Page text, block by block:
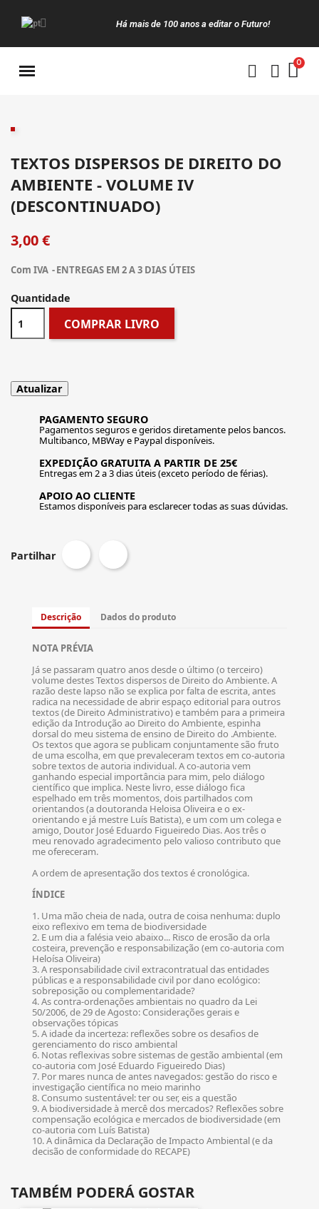
Há mais de 100 anos a editar o Futuro!
TEXTOS DISPERSOS DE DIREITO DO
AMBIENTE - VOLUME IV
(DESCONTINUADO)
3,00 €
Com IVA ENTREGAS EM 2 A 3 DIAS ÚTEIS
Quantidade
COMPRAR LIVRO
PAGAMENTO SEGURO
Pagamentos seguros e geridos diretamente pelos bancos.
Multibanco, MBWay e Paypal disponíveis.
EXPEDIÇÃO GRATUITA A PARTIR DE 25€
Entregas em 2 a 3 dias úteis (exceto período de férias).
APOIO AO CLIENTE
Estamos disponíveis para esclarecer todas as suas dúvidas.
Partilhar
Descrição Dados do produto
NOTA PRÉVIA
Já se passaram quatro anos desde o último (o terceiro)
volume destes Textos dispersos de Direito do Ambiente. A
razão deste lapso não se explica por falta de escrita, antes
radica na necessidade de abrir espaço editorial para outros
textos (de Direito Administrativo) e também para a primeira
edição da Introdução ao Direito do Ambiente, espinha
dorsal do meu sistema de ensino de Direito do .Ambiente.
Os textos que agora se publicam conjuntamente são fruto
de uma escolha, em que prevaleceram textos em co-autoria
sobre textos de autoria individual. A co-autoria vem
ganhando especial importância para mim, pelo diálogo
científico que implica. Neste livro, esse diálogo fica
espelhado em três momentos, dois partilhados com
orientandos (a doutoranda Heloisa Oliveira e o ex-
orientando e já mestre Luís Batista), e um com um colega e
amigo, Doutor José Eduardo Figueiredo Dias. Aos três o
meu renovado agradecimento pelo valioso contributo que
me ofereceram.
A ordem de apresentação dos textos é cronológica.
ÍNDICE
1. Uma mão cheia de nada, outra de coisa nenhuma: duplo
eixo reflexivo em tema de biodiversidade
2. E um dia a falésia veio abaixo... Risco de erosão da orla
costeira, prevenção e responsabilização (em co-autoria com
Heloísa Oliveira)
3. A responsabilidade civil extracontratual das entidades
públicas e a responsabilidade civil por dano ecológico:
sobreposição ou complementaridade?
4. As contra-ordenações ambientais no quadro da Lei
50/2006, de 29 de Agosto: Considerações gerais e
observações tópicas
5. A idade da incerteza: reflexões sobre os desafios de
gerenciamento do risco ambiental
6. Notas reflexivas sobre sistemas de gestão ambiental (em
co-autoria com José Eduardo Figueiredo Dias)
7. Por mares nunca de antes navegados: gestão do risco e
investigação científica no meio marinho
8. Consumo sustentável: ter ou ser, eis a questão
9. A biodiversidade à mercê dos mercados? Reflexões sobre
compensação ecológica e mercados de biodiversidade (em
co-autoria com Luís Batista)
10. A dinâmica da Declaração de Impacto Ambiental (e da
decisão de conformidade do RECAPE)
TAMBÉM PODERÁ GOSTAR